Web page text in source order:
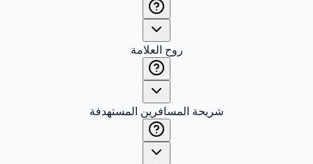
روح العلامة
شريحة المسافرين المستهدفة